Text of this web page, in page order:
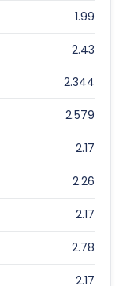
4.2 TL
2.17 TL
1.99
2.43
2.344
2.579
2.17
2.26
2.17
2.78
2.17